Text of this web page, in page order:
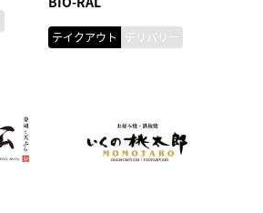
テイクアウト デリバリー